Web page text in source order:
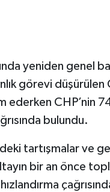
yeniden genel
görevi
ederken CHP’nin
bulundu.
tartışmalar ve
bir an önce